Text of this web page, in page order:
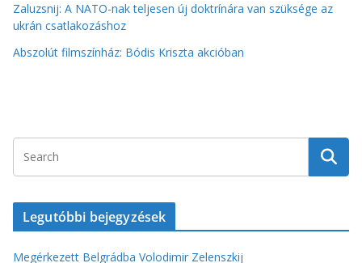
Zaluzsnij: A NATO-nak teljesen új doktrínára van szüksége az
ukrán csatlakozáshoz
Abszolút filmszínház: Bódis Kriszta akcióban
Legutóbbi bejegyzések
Megérkezett Belgrádba Volodimir Zelenszkij